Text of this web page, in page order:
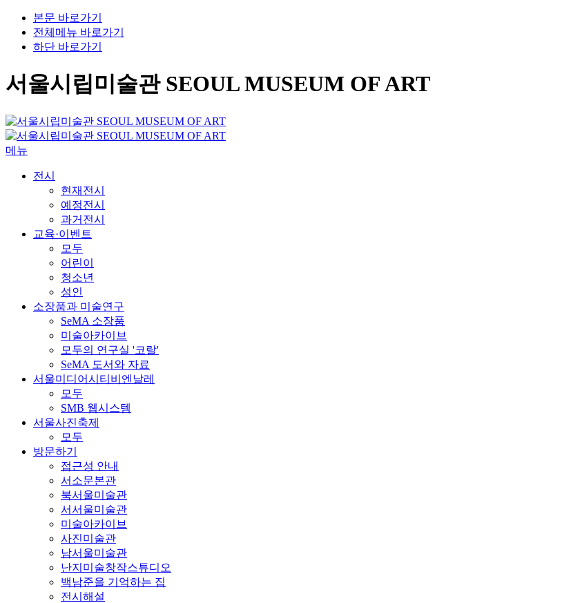
본문 바로가기
전체메뉴 바로가기
하단 바로가기
서울시립미술관 SEOUL MUSEUM OF ART
메뉴
전시
현재전시
예정전시
과거전시
교육·이벤트
모두
어린이
청소년
성인
소장품과 미술연구
SeMA 소장품
미술아카이브
모두의 연구실 '코랄'
SeMA 도서와 자료
서울미디어시티비엔날레
모두
SMB 웹시스템
서울사진축제
모두
방문하기
접근성 안내
서소문본관
북서울미술관
서서울미술관
미술아카이브
사진미술관
남서울미술관
난지미술창작스튜디오
백남준을 기억하는 집
전시해설